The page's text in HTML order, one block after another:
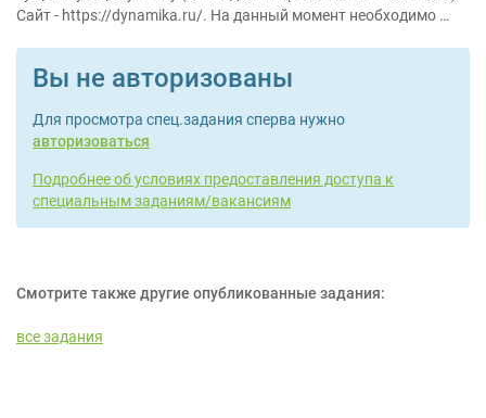
Сайт - https://dynamika.ru/. На данный момент необходимо …
Вы не авторизованы
Для просмотра спец.задания сперва нужно
авторизоваться
Подробнее об условиях предоставления доступа к
специальным заданиям/вакансиям
Смотрите также другие опубликованные задания:
все задания